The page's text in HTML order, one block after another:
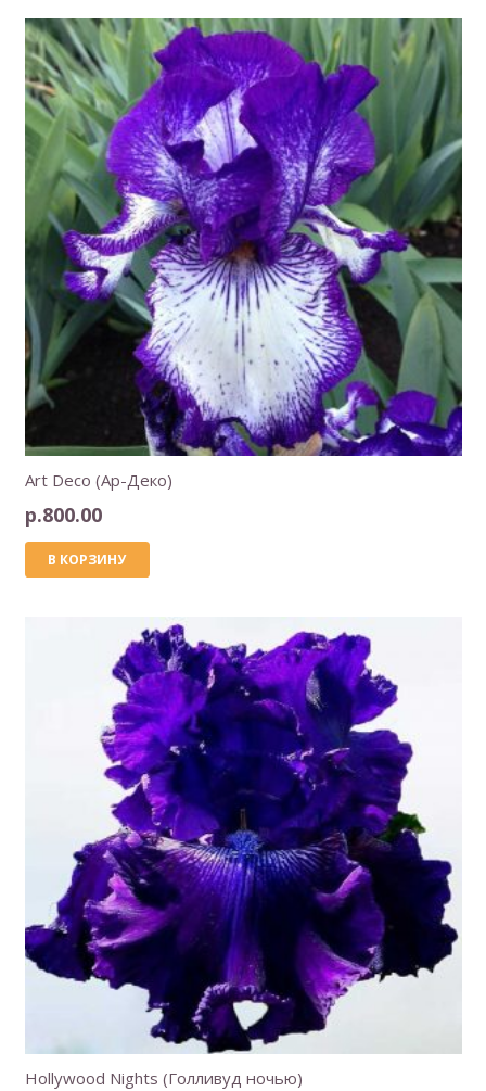
Art Deco (Ар-Деко)
р.800.00
В КОРЗИНУ
Hollywood Nights (Голливуд ночью)